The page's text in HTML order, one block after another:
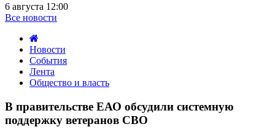
6 августа 12:00
Все новости
Новости
События
Лента
Общество и власть
правительстве
обсудили
В правительстве ЕАО обсудили системную
поддержку ветеранов СВО